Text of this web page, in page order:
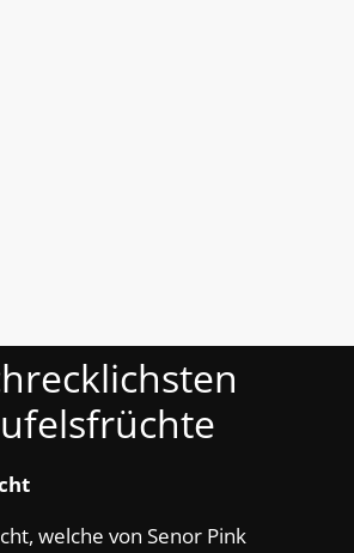
welche von Senor Pink